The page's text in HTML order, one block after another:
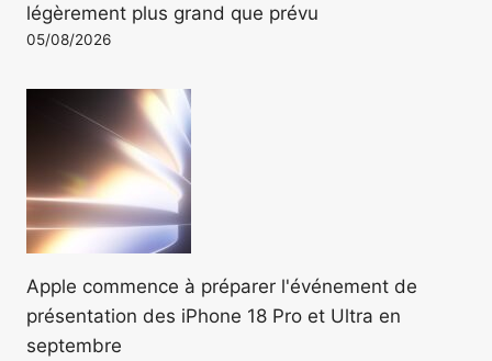
légèrement plus grand que prévu
05/08/2026
Apple commence à préparer l'événement de
présentation des iPhone 18 Pro et Ultra en
septembre